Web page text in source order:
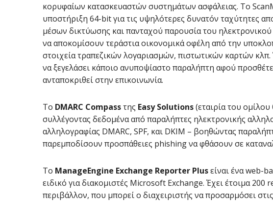
κορυφαίων κατασκευαστών συστημάτων ασφάλειας. Το
υποστήριξη 64-bit για τις υψηλότερες δυνατόν ταχύτητες
μέσων δικτύωσης και πανταχού παρουσία του
να αποκομίσουν τεράστια οικονομικά οφέλη από την
στοιχεία τραπεζικών λογαριασμών, πιστωτικών καρτών
να ξεγελάσει κάποιο ανυποψίαστο παραλήπτη αφού
ανταποκριθεί στην επικοινωνία.
To DMARC Compassτης Easy Solutions(εταιρία του
συλλέγοντας δεδομένα από παραλήπτες ηλεκτρονικής
αλληλογραφίας DMARC, SPF, και DKIM – βοηθώντας
παρεμποδίσουν προσπάθειες phishing να φθάσουν σε
Το ManageEngine Exchange Reporter Plusείναι ένα web-
ειδικό για διακομιστές Microsoft Exchange. Έχει έτοιμα
περιβάλλον, που μπορεί ο διαχειριστής να προσαρμόσει